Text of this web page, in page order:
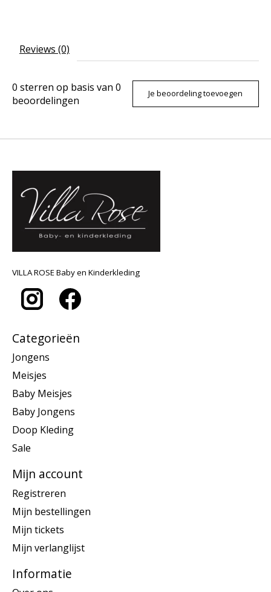
Reviews (0)
0 sterren op basis van 0
beoordelingen
Je beoordeling toevoegen
VILLA ROSE Baby en Kinderkleding
Categorieën
Jongens
Meisjes
Baby Meisjes
Baby Jongens
Doop Kleding
Sale
Mijn account
Registreren
Mijn bestellingen
Mijn tickets
Mijn verlanglijst
Informatie